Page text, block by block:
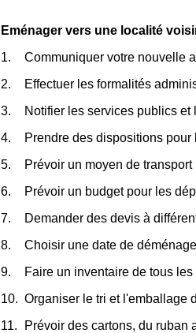
Eménager vers une localité
Communiquer votre nouvelle
Effectuer les formalités
Notifier les services publics
Prendre des dispositions
Prévoir un moyen de
Prévoir un budget pour les
Demander des devis à
Choisir une date de
Faire un inventaire de tous
Organiser le tri et l'emballage
Prévoir des cartons, du ruban